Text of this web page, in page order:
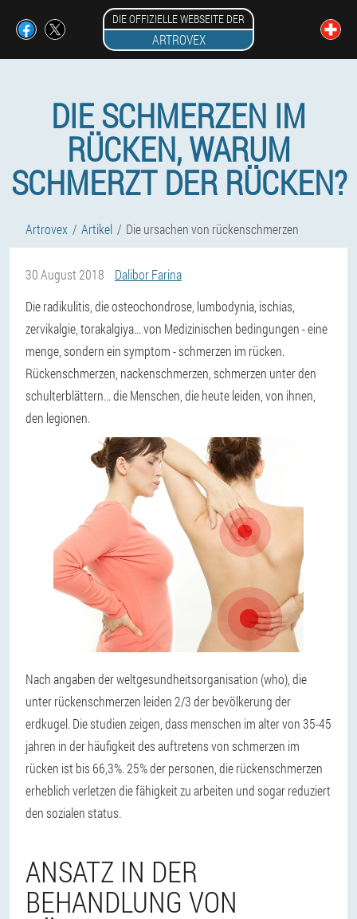
DIE OFFIZIELLE WEBSEITE DER
ARTROVEX
DIE SCHMERZEN IM
RÜCKEN, WARUM
SCHMERZT DER RÜCKEN?
Artrovex Artikel Die ursachen von rückenschmerzen
30 August 2018
Dalibor Farina
Die radikulitis, die osteochondrose, lumbodynia, ischias,
zervikalgie, torakalgiya...von Medizinischen bedingungen - eine
menge, sondern ein symptom - schmerzen im rücken.
Rückenschmerzen, nackenschmerzen, schmerzen unter den
schulterblättern...die Menschen, die heute leiden, von ihnen,
den legionen.
Nach angaben der weltgesundheitsorganisation (who), die
unter rückenschmerzen leiden 2/3 der bevölkerung der
erdkugel. Die studien zeigen, dass menschen im alter von 35-45
jahren in der häufigkeit des auftretens von schmerzen im
rücken ist bis 66,3%. 25% der personen, die rückenschmerzen
erheblich verletzen die fähigkeit zu arbeiten und sogar reduziert
den sozialen status.
ANSATZ IN DER
BEHANDLUNG VON